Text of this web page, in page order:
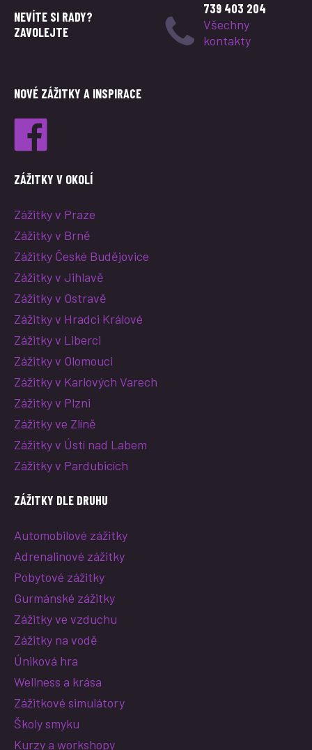
NEVÍTE SI RADY?
ZAVOLEJTE
739 403 204
Všechny
kontakty
NOVÉ ZÁŽITKY A INSPIRACE
ZÁŽITKY V OKOLÍ
Zážitky v Praze
Zážitky v Brně
Zážitky České Budějovice
Zážitky v Jihlavě
Zážitky v Ostravě
Zážitky v Hradci Králové
Zážitky v Liberci
Zážitky v Olomouci
Zážitky v Karlových Varech
Zážitky v Plzni
Zážitky ve Zlíně
Zážitky v Ústí nad Labem
Zážitky v Pardubicích
ZÁŽITKY DLE DRUHU
Automobilové zážitky
Adrenalinové zážitky
Pobytové zážitky
Gurmánské zážitky
Zážitky ve vzduchu
Zážitky na vodě
Úniková hra
Wellness a krása
Zážitkové simulátory
Školy smyku
Kurzy a workshopy